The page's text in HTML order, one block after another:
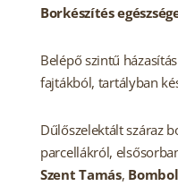
Borkészítés
Belépő szintű
fajtákból, tartályban
Dűlőszelektált száraz
parcellákról,
Szent Tamás,